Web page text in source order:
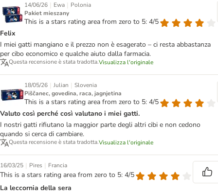
14/06/26 | Ewa | Polonia
Pakiet mieszany
This is a stars rating area from zero to 5: 4/5
Felix
I miei gatti mangiano e il prezzo non è esagerato – ci resta abbastanza
per cibo economico e qualche aiuto dalla farmacia.
Questa recensione è stata tradotta.Visualizza l'originale
18/05/26 | Julian | Slovenia
Piščanec, govedina, raca, jagnjetina
This is a stars rating area from zero to 5: 4/5
Valuto così perché così valutano i miei gatti.
I nostri gatti rifiutano la maggior parte degli altri cibi e non cedono
quando si cerca di cambiare.
Questa recensione è stata tradotta.Visualizza l'originale
16/03/25 | Pires | Francia
This is a stars rating area from zero to 5: 4/5
La leccornia della sera